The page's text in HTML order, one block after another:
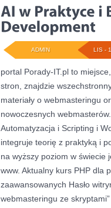
LIS -
ADMIN
portal Porady-IT.pl to
stron, znajdzie
materiały o webmasteringu
nowoczesnych
Automatyzacja i Scripting i
integruje teorię z praktyką i
na wyższy poziom w świecie
www. Aktualny kurs PHP dla
zaawansowanych Hasło
webmasteringu ze